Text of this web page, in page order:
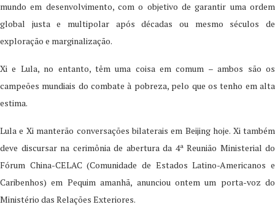
mundo em desenvolvimento, com o objetivo de garantir uma ordem
global justa e multipolar após décadas ou mesmo séculos de
exploração e marginalização.
Xi e Lula, no entanto, têm uma coisa em comum – ambos são os
campeões mundiais do combate à pobreza, pelo que os tenho em alta
estima.
Lula e Xi manterão conversações bilaterais em Beijing hoje. Xi também
deve discursar na cerimônia de abertura da 4ª Reunião Ministerial do
Fórum China-CELAC (Comunidade de Estados Latino-Americanos e
Caribenhos) em Pequim amanhã, anunciou ontem um porta-voz do
Ministério das Relações Exteriores.